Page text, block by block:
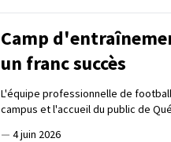
Camp
un franc succès
L'équipe professionnelle de
campus et l'accueil du public de
— 4 juin 2026